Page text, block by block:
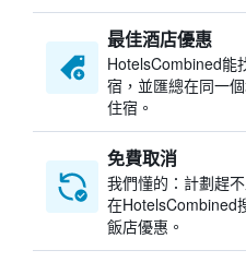
最佳酒店優惠
HotelsCombined​能
宿，並匯總在同一
住宿。
免費取消
我們懂的：計劃趕
在HotelsCombined
飯店優惠。